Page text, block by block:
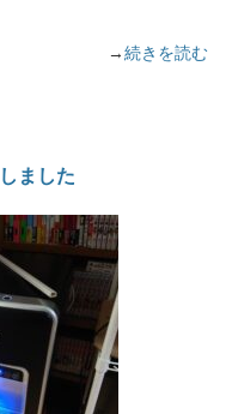
→続きを読む
ました